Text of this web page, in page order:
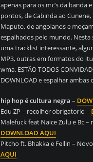
apenas para os mc’s da banda
pontos, de Cabinda ao
Maputo, de angolanos e
espalhados pelo mundo.
uma tracklist interessante,
MP3, outras em formatos do
wma, ESTÃO TODOS
DOWNLOAD e espalhar ambas
hip hop é cultura negra –
Edu ZP – recolher obrigatorio –
Malefuck feat Naice Zulu e Bc –
DOWNLOAD AQUI
Pitcho ft. Bhakka e Fellin –
AQUI